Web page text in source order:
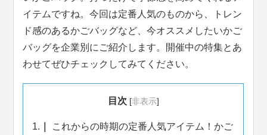
イテムですね。今回は定番人気のものから、トレン
ド感のあるかごバッグなど、今オススメしたいかご
バッグを企業別にご紹介します。開催中の特集とあ
わせてぜひチェックしてみてください。
目次 [非表示]
1.
これからの時期の定番人気アイテム！かご